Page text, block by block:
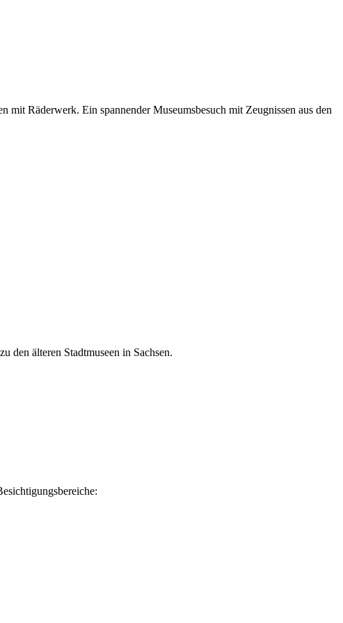
mit Räderwerk. Ein spannender Museumsbesuch mit Zeugnissen aus den
den älteren Stadtmuseen in Sachsen.